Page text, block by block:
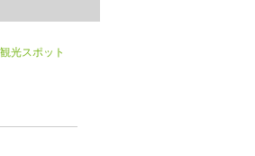
光スポット